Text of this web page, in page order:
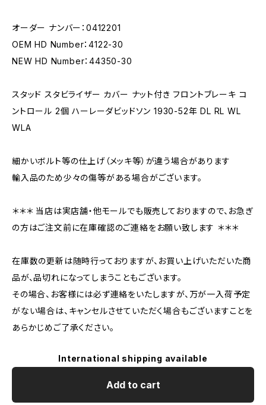
オーダー ナンバー：0412201
OEM HD Number：4122-30
NEW HD Number：44350-30
スタッド スタビライザー カバー ナット付き フロントブレーキ コ
ントロール 2個 ハーレーダビッドソン 1930-52年 DL RL WL
WLA
細かいボルト等の仕上げ（メッキ等）が違う場合があります
輸入品のため少々の傷等がある場合がございます。
＊＊＊ 当店は実店舗・他モールでも販売しておりますので、お急ぎ
の方はご注文前に在庫確認のご連絡をお願い致します ＊＊＊
在庫数の更新は随時行っておりますが、お買い上げいただいた商
品が、品切れになってしまうこともございます。
その場合、お客様には必ず連絡をいたしますが、万が一入荷予定
がない場合は、キャンセルさせていただく場合もございますことを
あらかじめご了承ください。
International shipping available
Add to cart